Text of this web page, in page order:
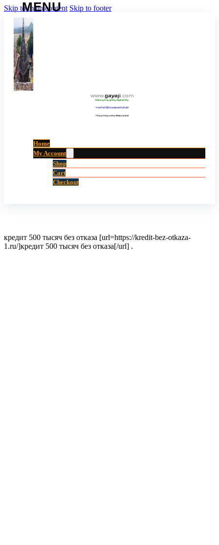
Skip to main content Skip to footer
www.gayaji.com
Making Gayaji City Digital City.
“गयाजी को डिजिटल शहर बनाने की ओर”
(Touch Here For Main Links)
Home
My Account
Shop
Cart
Checkout
кредит 500 тысяч без отказа [url=https://kredit-bez-otkaza-
1.ru/]кредит 500 тысяч без отказа[/url] .